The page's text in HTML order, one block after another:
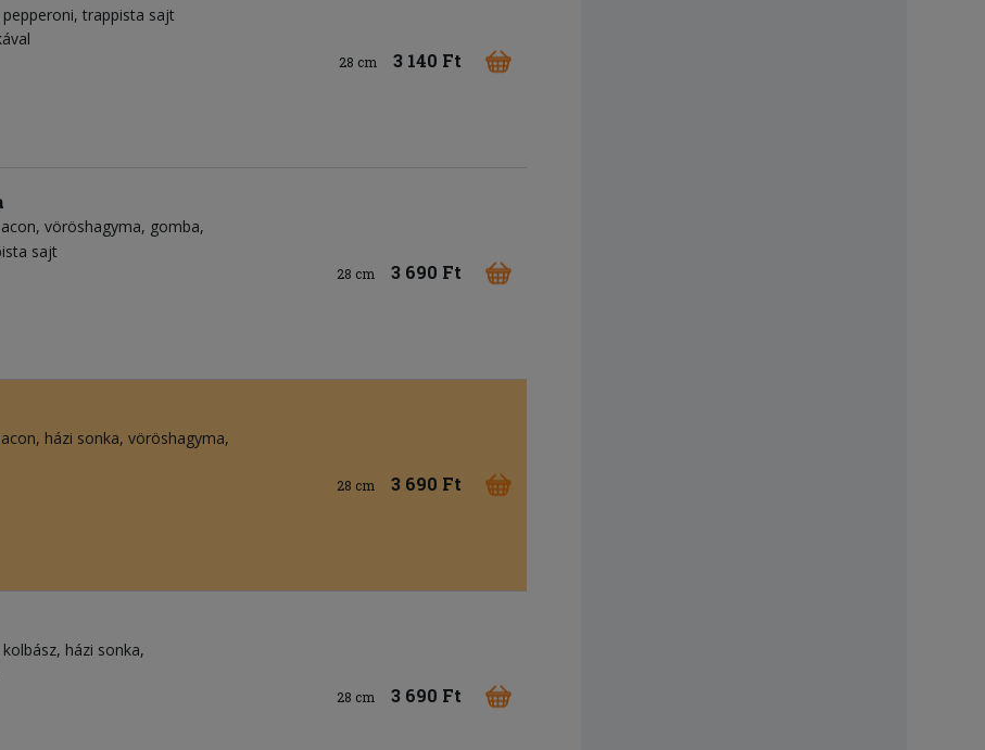
pepperoni trappista sajt
28 cm 3 140 Ft
vöröshagyma gomba
sajt
28 cm 3 690 Ft
házi sonka vöröshagyma
28 cm 3 690 Ft
kolbász házi sonka
28 cm 3 690 Ft